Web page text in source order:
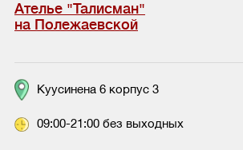
Ателье "Талисман"
на Полежаевской
Куусинена 6 корпус 3
09:00-21:00 без выходных